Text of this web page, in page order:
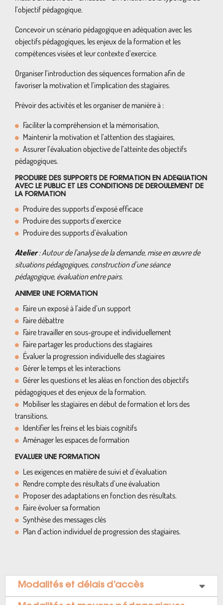
l’objectif pédagogique.
Concevoir un scénario pédagogique en adéquation avec les
objectifs pédagogiques, les enjeux de la formation et les
compétences visées et leur contexte d’exercice.
Organiser l’introduction des séquences formation afin de
favoriser la motivation et l’implication des stagiaires.
Prévoir des activités et les organiser de manière à :
Faciliter la compréhension et la mémorisation,
Maintenir la motivation et l’attention des stagiaires,
Assurer l’évaluation objective de l’atteinte des objectifs
pédagogiques.
PRODUIRE DES SUPPORTS DE FORMATION EN ADEQUATION
AVEC LE PUBLIC ET LES CONDITIONS DE DEROULEMENT DE
LA FORMATION
Produire des supports d’exposé efficace
Produire des supports d’exercice
Produire des supports d’évaluation
Atelier: Autour de l’analyse de la demande, mise en œuvre de
situations pédagogiques, construction d’une séance
pédagogique, évaluation entre pairs.
ANIMER UNE FORMATION
Faire un exposé à l’aide d’un support
Faire débattre
Faire travailler en sous-groupe et individuellement
Faire partager les productions des stagiaires
Évaluer la progression individuelle des stagiaires
Gérer le temps et les interactions
Gérer les questions et les aléas en fonction des objectifs
pédagogiques et des enjeux de la formation.
Mobiliser les stagiaires en début de formation et lors des
transitions.
Identifier les freins et les biais cognitifs
Aménager les espaces de formation
EVALUER UNE FORMATION
Les exigences en matière de suivi et d’évaluation
Rendre compte des résultats d’une évaluation
Proposer des adaptations en fonction des résultats.
Faire évoluer sa formation
Synthèse des messages clés
Plan d’action individuel de progression des stagiaires.
Modalités et délais d’accès